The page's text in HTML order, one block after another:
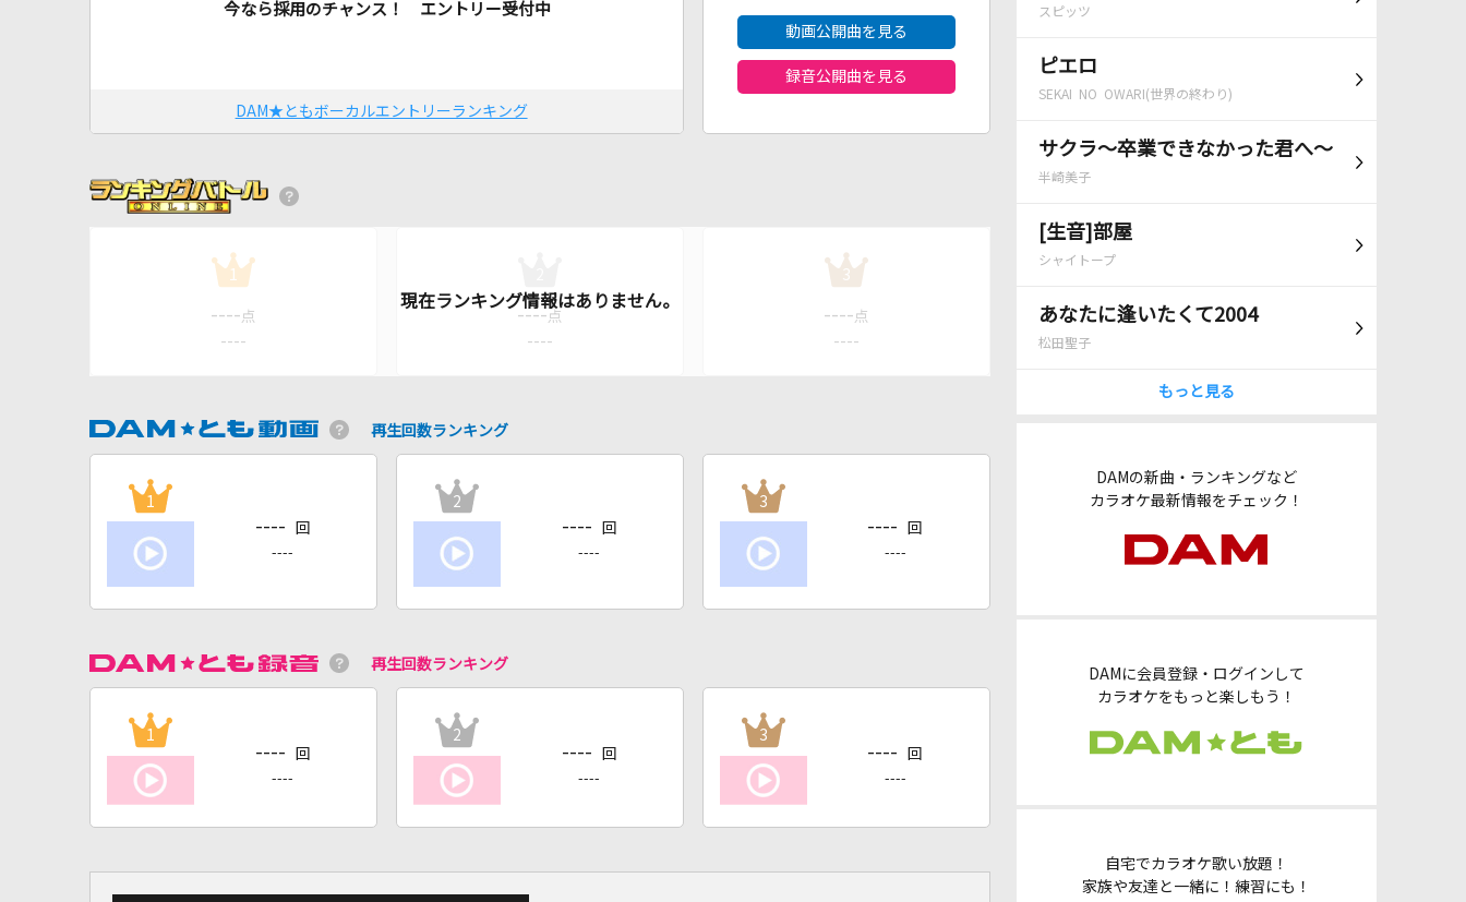
スピッツ
ピエロ
SEKAI NO OWARI(世界の終わり)
サクラ～卒業できなかった君へ～
半崎美子
[生音]部屋
シャイトープ
あなたに逢いたくて2004
松田聖子
もっと見る
DAMの新曲・ランキングなど
カラオケ最新情報をチェック！
DAMに会員登録・ログインして
カラオケをもっと楽しもう！
自宅でカラオケ歌い放題！
家族や友達と一緒に！練習にも！
今なら採用のチャンス！ エントリー受付中
DAM★ともボーカルエントリーランキング
動画公開曲を見る
録音公開曲を見る
1
---- 点
----
---- 点
----
3
---- 点
----
再生回数ランキング
1
---- 回
----
2
---- 回
----
3
---- 回
----
再生回数ランキング
1
---- 回
----
2
---- 回
----
3
---- 回
----